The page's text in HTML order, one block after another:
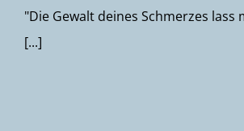
"Die Gewalt deines Schmerzes lass
[...]